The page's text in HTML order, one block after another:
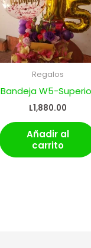
Regalos
Bandeja W5-
L1,880.00
Añadir al
carrito